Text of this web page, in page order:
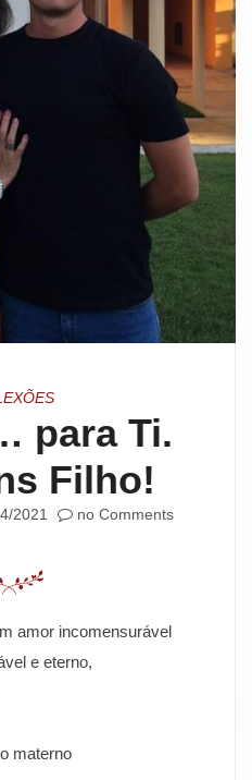
para Ti.
Filho!
2021 no Comments
amor incomensurável
e eterno,
materno